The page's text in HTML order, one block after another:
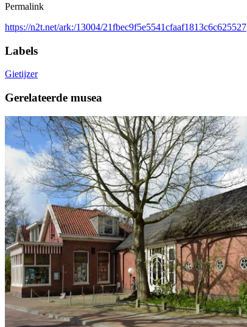
Permalink
https://n2t.net/ark:/13004/21fbec9f5e5541cfaaf1813c6c625527
Labels
Gietijzer
Gerelateerde musea